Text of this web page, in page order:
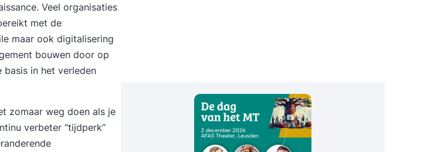
Veel organisaties
met de
maar ook digitalisering
bouwen door op
in het verleden
zomaar weg doen als je
verbeter “tijdperk”